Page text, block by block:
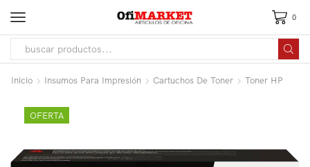
0
Inicio Insumos Para Impresión Cartuchos De Toner Toner HP
OFERTA